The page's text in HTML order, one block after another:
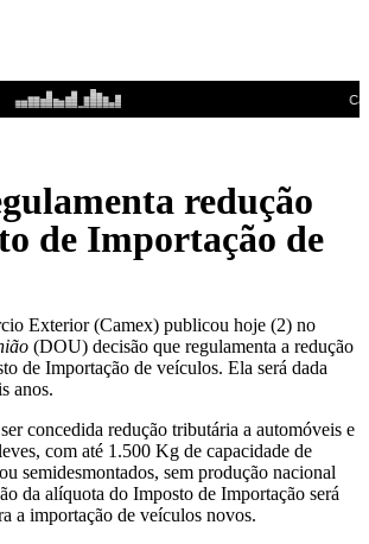
redução
de Importação de
Exterior (Camex) publicou hoje (2) no
(DOU) decisão que regulamenta a redução
de Importação de veículos. Ela será dada
anos.
concedida redução tributária a automóveis e
com até 1.500 Kg de capacidade de
semidesmontados, sem produção nacional
da alíquota do Imposto de Importação será
a importação de veículos novos.